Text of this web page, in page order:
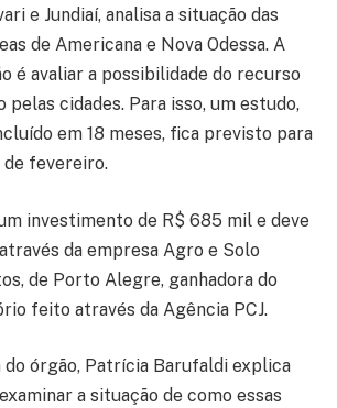
e Jundiaí, analisa a situação das
de Americana e Nova Odessa. A
é avaliar a possibilidade do recurso
pelas cidades. Para isso, um estudo,
em 18 meses, fica previsto para
de fevereiro.
investimento de R$ 685 mil e deve
da empresa Agro e Solo
de Porto Alegre, ganhadora do
feito através da Agência PCJ.
órgão, Patrícia Barufaldi explica
a situação de como essas